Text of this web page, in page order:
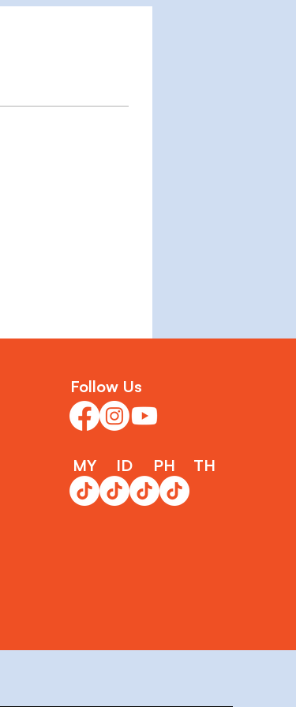
Follow Us
MY ID PH TH